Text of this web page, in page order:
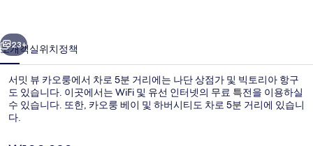
사
진
갤
러
23+
소개객실위치정책
서밋 뷰 카오룽에서 차로 5분 거리에는 나단 상점가 및 빅토리아 항구
도 있습니다. 이곳에서는 WiFi 및 유선 인터넷의 무료 특전을 이용하실
수 있습니다. 또한, 카오룽 베이 및 하버시티도 차로 5분 거리에 있습니
다.